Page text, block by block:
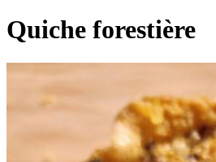
Quiche forestière